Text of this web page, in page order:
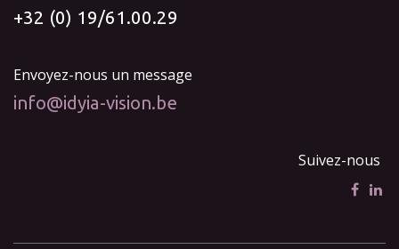
+32 (0) 19/61.00.29
Envoyez-nous un message
info@idyia-vision.be
Suivez-nous